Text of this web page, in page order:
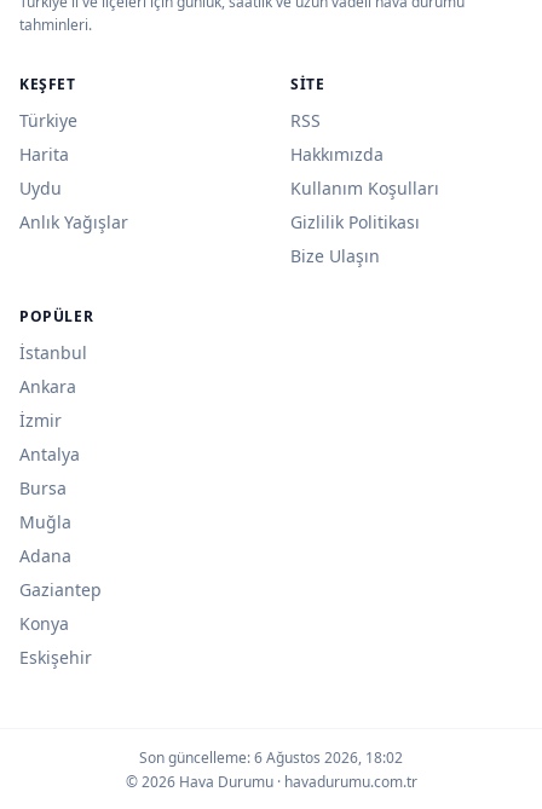
tahminleri.
KEŞFET
Türkiye
Harita
Uydu
Anlık Yağışlar
SITE
RSS
Hakkımızda
Kullanım Koşulları
Gizlilik Politikası
Bize Ulaşın
POPÜLER
İstanbul
Ankara
İzmir
Antalya
Bursa
Muğla
Adana
Gaziantep
Konya
Eskişehir
Son güncelleme:6 Ağustos 2026, 18:02
© 2026 Hava Durumu · havadurumu.com.tr